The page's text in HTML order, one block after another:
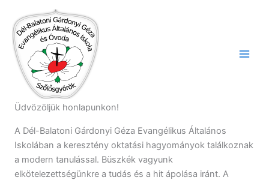
content
Üdvözöljük honlapunkon!
A Dél-Balatoni Gárdonyi Géza Evangélikus Általános
Iskolában a keresztény oktatási hagyományok találkoznak
a modern tanulással. Büszkék vagyunk
elkötelezettségünkre a tudás és a hit ápolása iránt. A